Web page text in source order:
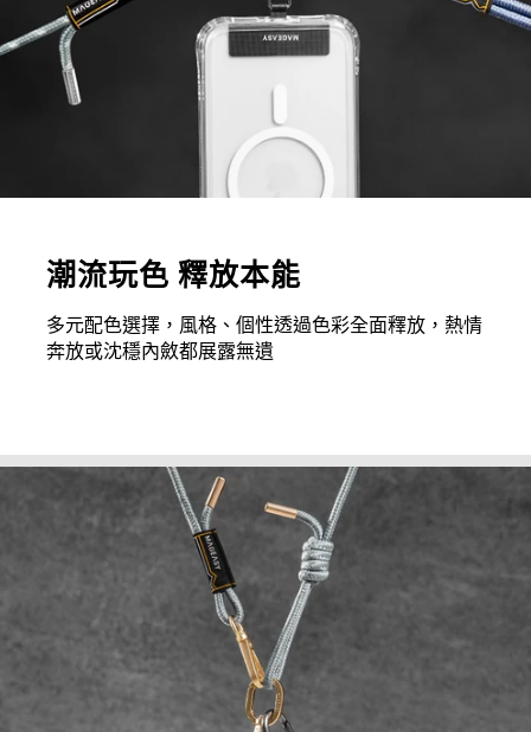
潮流玩色 釋放本能
多元配色選擇，風格、個性透過色彩全面釋放，熱情
奔放或沈穩內斂都展露無遺